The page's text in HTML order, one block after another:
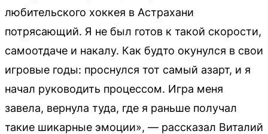
любительского хоккея в Астрахани
потрясающий. Я не был готов к такой скорости,
самоотдаче и накалу. Как будто окунулся в свои
игровые годы: проснулся тот самый азарт, и я
начал руководить процессом. Игра меня
завела, вернула туда, где я раньше получал
такие шикарные эмоции», — рассказал Виталий